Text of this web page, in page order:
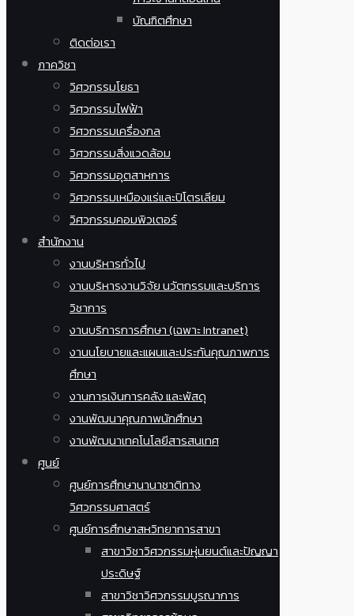
บัณฑิตศึกษา
ติดต่อเรา
ภาควิชา
วิศวกรรมโยธา
วิศวกรรมไฟฟ้า
วิศวกรรมเครื่องกล
วิศวกรรมสิ่งแวดล้อม
วิศวกรรมอุตสาหการ
วิศวกรรมเหมืองแร่และปิโตรเลียม
วิศวกรรมคอมพิวเตอร์
สำนักงาน
งานบริหารทั่วไป
งานบริหารงานวิจัย นวัตกรรมและบริการ
วิชาการ
งานบริการการศึกษา (เฉพาะ Intranet)
งานนโยบายและแผนและประกันคุณภาพการ
ศึกษา
งานการเงินการคลัง และพัสดุ
งานพัฒนาคุณภาพนักศึกษา
งานพัฒนาเทคโนโลยีสารสนเทศ
ศูนย์
ศูนย์การศึกษานานาชาติทาง
วิศวกรรมศาสตร์
ศูนย์การศึกษาสหวิทยาการสาขา
สาขาวิชาวิศวกรรมหุ่นยนต์และปัญญา
ประดิษฐ์
สาขาวิชาวิศวกรรมบูรณาการ